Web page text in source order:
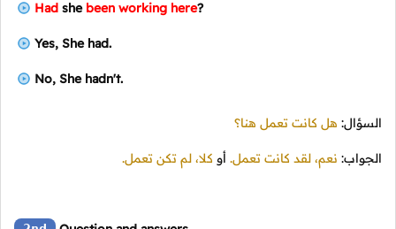
Had she been working here?
Yes, She had.
No, She hadn't.
السؤال: هل كانت تعمل هنا؟
الجواب: نعم، لقد كانت تعمل. أو كلا، لم تكن تعمل.